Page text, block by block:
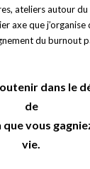
ateliers autour du
axe que j’organise
du burnout
dans le
de
vous
vie.